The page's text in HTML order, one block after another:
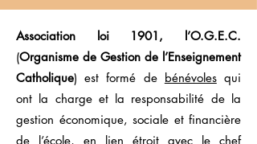
Association loi 1901, l’O.G.E.C.
(Organisme de Gestion de l’Enseignement
Catholique) est formé de bénévolesqui
ont la charge et la responsabilité de la
gestion économique, sociale et financière
de l’école, en lien étroit avec le chef